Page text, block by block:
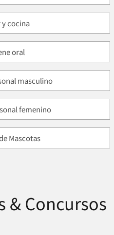
y cocina
oral
masculino
femenino
Mascotas
& Concursos